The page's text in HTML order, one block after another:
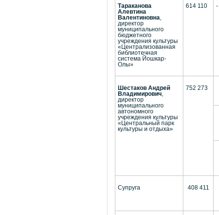
Тараканова
Алевтина
Валентиновна
директор
муниципального
бюджетного
учреждения культуры
«Централизованная
библиотечная
система Йошкар-
Олы»
614 110 -
Шестаков Андрей
Владимирович
директор
муниципального
автономного
учреждения культуры
«Центральный парк
культуры и отдыха»
752 273
Супруга 408 411